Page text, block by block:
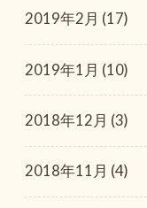
2019年2月 (17)
2019年1月 (10)
2018年12月 (3)
2018年11月 (4)